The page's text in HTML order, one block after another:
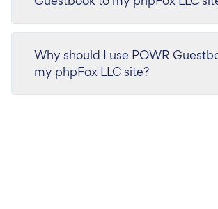
Why should I use POWR
my phpFox LLC site?